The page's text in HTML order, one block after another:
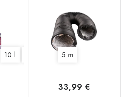
10 l 5 m
33,99 €